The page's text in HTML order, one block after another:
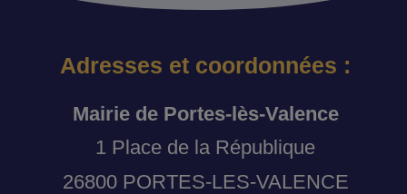
Adresses et coordonnées :
Mairie de Portes-lès-Valence
1 Place de la République
26800 PORTES-LES-VALENCE